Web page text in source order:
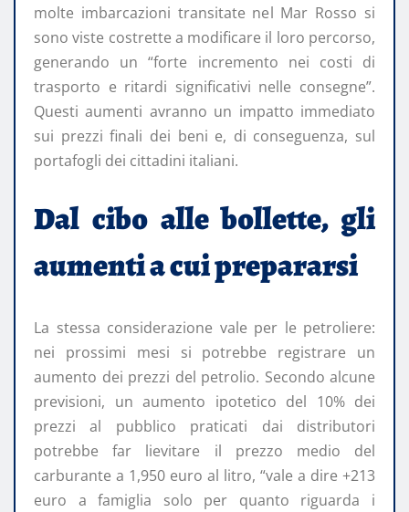
molte imbarcazioni transitate nel Mar Rosso si
sono viste costrette a modificare il loro percorso,
generando un “forte incremento nei costi di
trasporto e ritardi significativi nelle consegne”.
Questi aumenti avranno un impatto immediato
sui prezzi finali dei beni e, di conseguenza, sul
portafogli dei cittadini italiani.
Dal cibo alle bollette, gli
aumenti a cui prepararsi
La stessa considerazione vale per le petroliere:
nei prossimi mesi si potrebbe registrare un
aumento dei prezzi del petrolio. Secondo alcune
previsioni, un aumento ipotetico del 10% dei
prezzi al pubblico praticati dai distributori
potrebbe far lievitare il prezzo medio del
carburante a 1,950 euro al litro, “vale a dire +213
euro a famiglia solo per quanto riguarda i